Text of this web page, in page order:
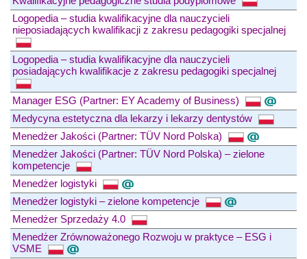
Logopedia – studia kwalifikacyjne dla nauczycieli
nieposiadających kwalifikacji z zakresu pedagogiki specjalnej
Logopedia – studia kwalifikacyjne dla nauczycieli
posiadających kwalifikacje z zakresu pedagogiki specjalnej
Manager ESG (Partner: EY Academy of Business)
Medycyna estetyczna dla lekarzy i lekarzy dentystów
Menedżer Jakości (Partner: TÜV Nord Polska)
Menedżer Jakości (Partner: TÜV Nord Polska) – zielone
kompetencje
Menedżer logistyki
Menedżer logistyki – zielone kompetencje
Menedżer Sprzedaży 4.0
Menedżer Zrównoważonego Rozwoju w praktyce – ESG i
VSME